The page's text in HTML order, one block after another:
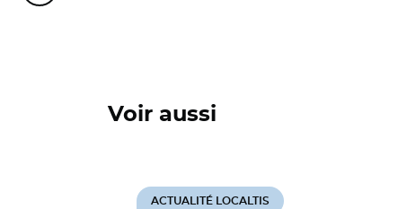
Voir aussi
ACTUALITÉ LOCALTIS